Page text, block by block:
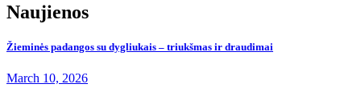
Naujienos
Žieminės padangos su dygliukais – triukšmas ir draudimai
March 10, 2026